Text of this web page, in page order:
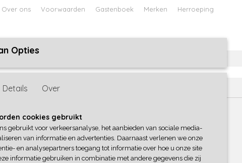
Over ons Voorwaarden Gastenboek Merken Herroeping
BABY
(inclusief btw 21%)
voorraad
Opties
Details Over
cookies gebruikt
gebruikt voor verkeersanalyse, het aanbieden van sociale media-
van informatie en advertenties. Daarnaast verlenen we onze
en analysepartners toegang tot informatie over hoe u onze site
informatie gebruiken in combinatie met andere gegevens die zij